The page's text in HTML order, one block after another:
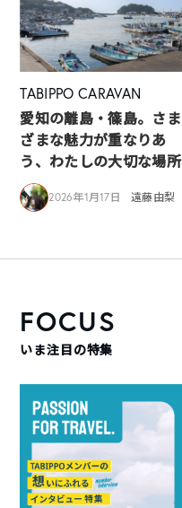
TABIPPO CARAVAN
愛知の離島・篠島。さま
ざまな魅力が重なりあ
う、わたしの大切な場所
2026年1月17日 遠藤由梨
FOCUS
いま注目の特集